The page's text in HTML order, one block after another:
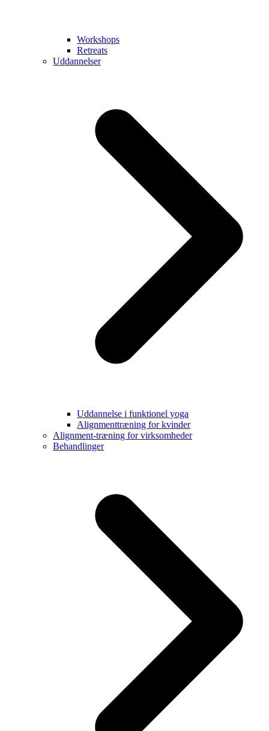
Workshops
Retreats
Uddannelser
Uddannelse i funktionel yoga
Alignmenttræning for kvinder
Alignment-træning for virksomheder
Behandlinger